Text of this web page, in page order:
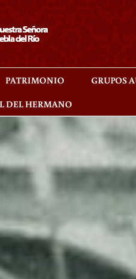
PATRIMONIO GRUPOS
DEL HERMANO